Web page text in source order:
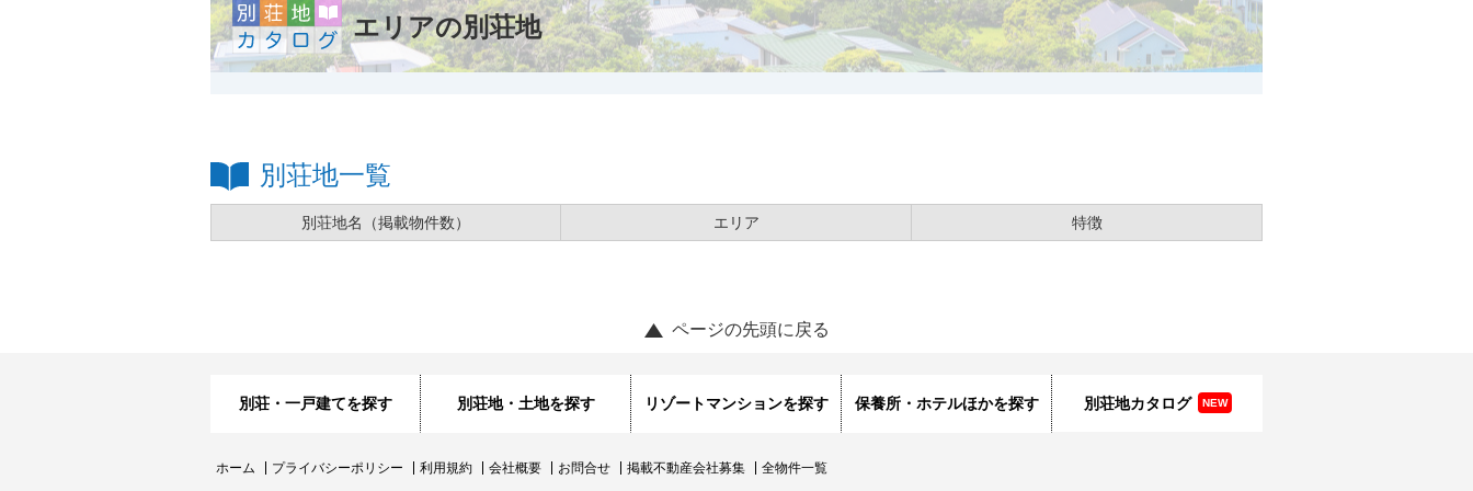
エリアの別荘地
別荘地一覧
別荘地名 （掲載物件数） エリア 特徴
ページの先頭に戻る
別荘・一戸建てを探す 別荘地・土地を探す リゾートマンションを探す 保養所・ホテルほかを探す 別荘地カタログ NEW
ホーム プライバシーポリシー 利用規約 会社概要 お問合せ 掲載不動産会社募集 全物件一覧